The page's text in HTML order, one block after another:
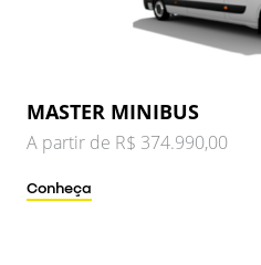
MASTER MINIBUS
A partir de R$ 374.990,00
Conheça